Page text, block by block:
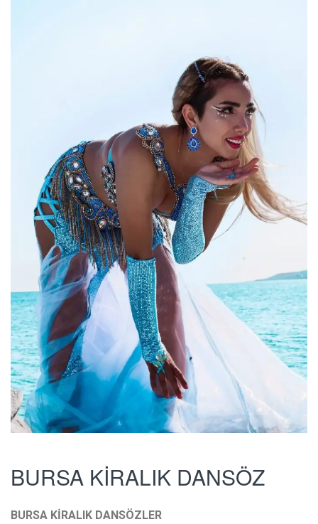
BURSA KİRALIK DANSÖZ
BURSA KİRALIK DANSÖZLER